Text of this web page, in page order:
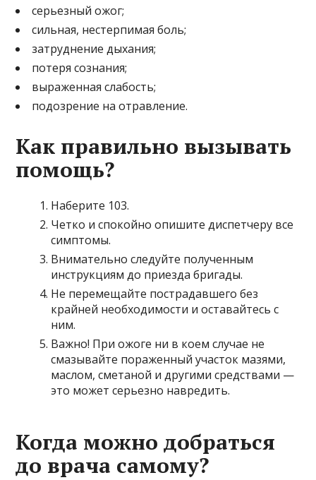
серьезный ожог;
сильная, нестерпимая боль;
затруднение дыхания;
потеря сознания;
выраженная слабость;
подозрение на отравление.
Как правильно вызывать
помощь?
Наберите 103.
Четко и спокойно опишите диспетчеру все
симптомы.
Внимательно следуйте полученным
инструкциям до приезда бригады.
Не перемещайте пострадавшего без
крайней необходимости и оставайтесь с
ним.
Важно! При ожоге ни в коем случае не
смазывайте пораженный участок мазями,
маслом, сметаной и другими средствами —
это может серьезно навредить.
Когда можно добраться
до врача самому?